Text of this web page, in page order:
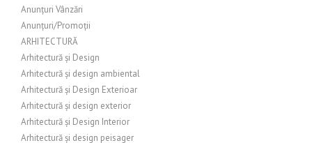
Anunțuri Vânzări
Anunțuri/Promoții
ARHITECTURĂ
Arhitectură și Design
Arhitectură și design ambiental
Arhitectură și Design Exterioar
Arhitectură și design exterior
Arhitectură și Design Interior
Arhitectură și design peisager